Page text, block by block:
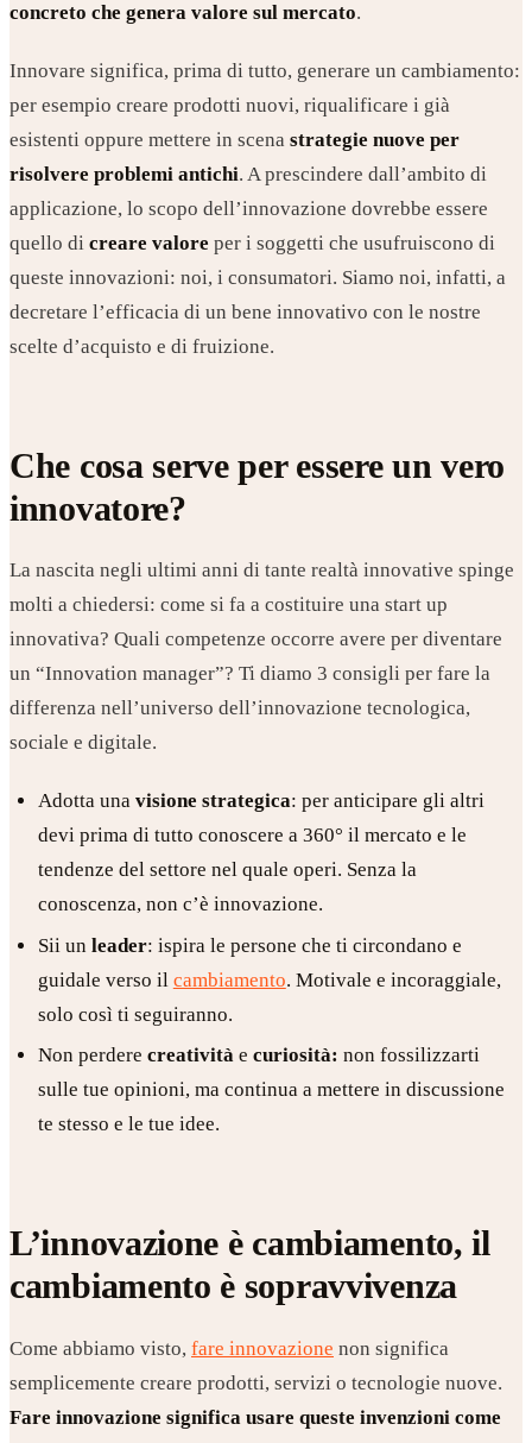
concreto che genera valore sul mercato.
Innovare significa, prima di tutto, generare un cambiamento:
per esempio creare prodotti nuovi, riqualificare i già
esistenti oppure mettere in scena strategie nuove per
risolvere problemi antichi. A prescindere dall’ambito di
applicazione, lo scopo dell’innovazione dovrebbe essere
quello di creare valore per i soggetti che usufruiscono di
queste innovazioni: noi, i consumatori. Siamo noi, infatti, a
decretare l’efficacia di un bene innovativo con le nostre
scelte d’acquisto e di fruizione.
Che cosa serve per essere un vero
innovatore?
La nascita negli ultimi anni di tante realtà innovative spinge
molti a chiedersi: come si fa a costituire una start up
innovativa? Quali competenze occorre avere per diventare
un “Innovation manager”? Ti diamo 3 consigli per fare la
differenza nell’universo dell’innovazione tecnologica,
sociale e digitale.
Adotta una visione strategica: per anticipare gli altri
devi prima di tutto conoscere a 360° il mercato e le
tendenze del settore nel quale operi. Senza la
conoscenza, non c’è innovazione.
Sii un leader: ispira le persone che ti circondano e
guidale verso il cambiamento. Motivale e incoraggiale,
solo così ti seguiranno.
Non perdere creativitàe curiosità: non fossilizzarti
sulle tue opinioni, ma continua a mettere in discussione
te stesso e le tue idee.
L’innovazione è cambiamento, il
cambiamento è sopravvivenza
Come abbiamo visto, fare innovazione non significa
semplicemente creare prodotti, servizi o tecnologie nuove.
Fare innovazione significa usare queste invenzioni come